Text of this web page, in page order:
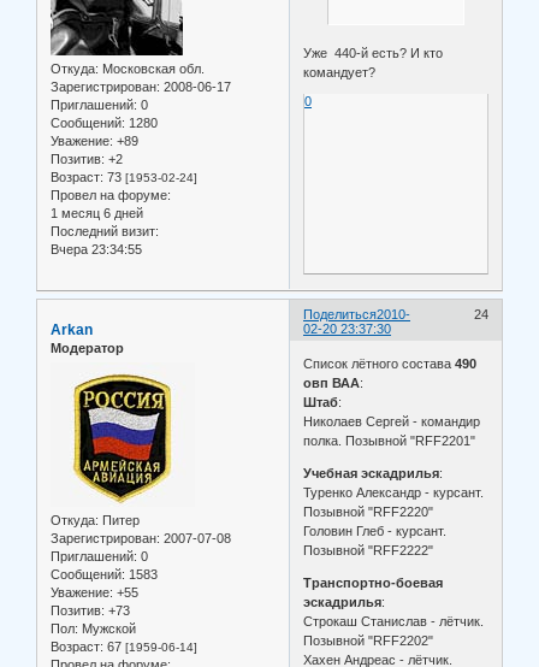
Откуда: Московская обл.
Зарегистрирован: 2008-06-17
Приглашений: 0
Сообщений: 1280
Уважение: +89
Позитив: +2
Возраст: 73 [1953-02-24]
Провел на форуме:
1 месяц 6 дней
Последний визит:
Вчера 23:34:55
Уже 440-й есть? И кто
командует?
0
Поделиться 24
2010-
02-20 23:37:30
Arkan
Модератор
Откуда: Питер
Зарегистрирован: 2007-07-08
Приглашений: 0
Сообщений: 1583
Уважение: +55
Позитив: +73
Пол: Мужской
Возраст: 67 [1959-06-14]
Список лётного состава490
овп ВАА:
Штаб:
Николаев Сергей - командир
полка. Позывной "RFF2201"
Учебная эскадрилья:
Туренко Александр - курсант.
Позывной "RFF2220"
Головин Глеб - курсант.
Позывной "RFF2222"
Транспортно-боевая
эскадрилья:
Строкаш Станислав - лётчик.
Позывной "RFF2202"
Хахен Андреас - лётчик.